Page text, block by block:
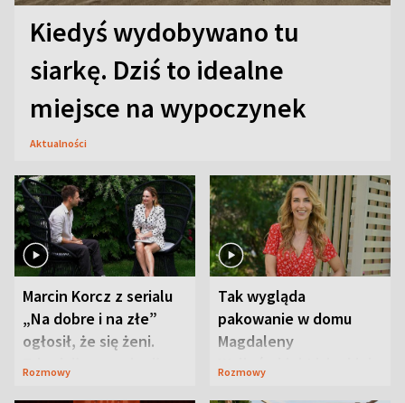
Kiedyś wydobywano tu
siarkę. Dziś to idealne
miejsce na wypoczynek
Aktualności
Marcin Korcz z serialu
„Na dobre i na złe”
ogłosił, że się żeni.
Zdradził, co zmienił
Rozmowy
Tak wygląda
pakowanie w domu
Magdaleny
Waligórskiej-Lisieckiej.
Rozmowy